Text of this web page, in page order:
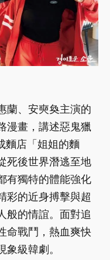
蘭、安奭奐主演的
漫畫，講述惡鬼獵
麵店「姐姐的麵
死後世界潛逃至地
有獨特的體能強化
彩的近身搏擊與超
般的情誼。面對追
命戰鬥，熱血爽快
級韓劇。